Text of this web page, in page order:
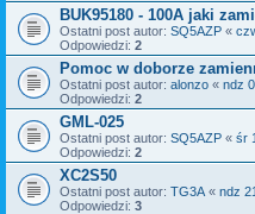
BUK95180 - 100A jaki
Ostatni post autor: SQ5AZP «
Odpowiedzi: 2
Pomoc w doborze
Ostatni post autor: alonzo « ndz
Odpowiedzi: 2
GML-025
Ostatni post autor: SQ5AZP « śr
Odpowiedzi: 2
XC2S50
Ostatni post autor: TG3A « ndz
Odpowiedzi: 3